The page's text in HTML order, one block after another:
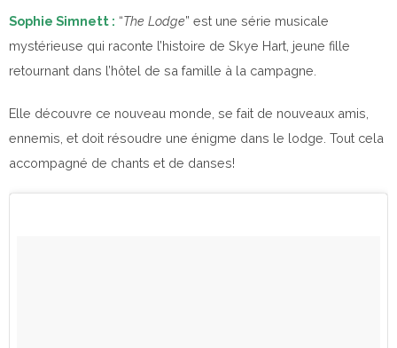
Sophie Simnett : “The Lodge” est une série musicale
mystérieuse qui raconte l’histoire de Skye Hart, jeune fille
retournant dans l’hôtel de sa famille à la campagne.
Elle découvre ce nouveau monde, se fait de nouveaux amis,
ennemis, et doit résoudre une énigme dans le lodge. Tout cela
accompagné de chants et de danses!